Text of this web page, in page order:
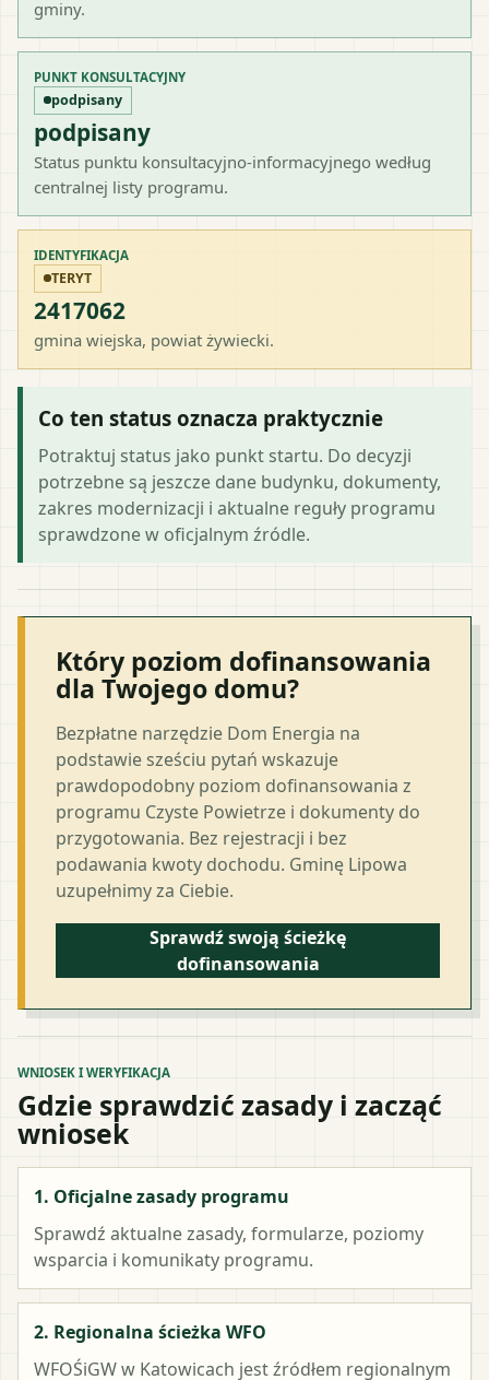
gminy.
PUNKT KONSULTACYJNY
podpisany
podpisany
Status punktu konsultacyjno-informacyjnego według
centralnej listy programu.
IDENTYFIKACJA
TERYT
2417062
gmina wiejska, powiat żywiecki.
Co ten status oznacza praktycznie
Potraktuj status jako punkt startu. Do decyzji
potrzebne są jeszcze dane budynku, dokumenty,
zakres modernizacji i aktualne reguły programu
sprawdzone w oficjalnym źródle.
Który poziom dofinansowania
dla Twojego domu?
Bezpłatne narzędzie Dom Energia na
podstawie sześciu pytań wskazuje
prawdopodobny poziom dofinansowania z
programu Czyste Powietrze i dokumenty do
przygotowania. Bez rejestracji i bez
podawania kwoty dochodu. Gminę Lipowa
uzupełnimy za Ciebie.
Sprawdź swoją ścieżkę
dofinansowania
WNIOSEK I WERYFIKACJA
Gdzie sprawdzić zasady i zacząć
wniosek
1. Oficjalne zasady programu
Sprawdź aktualne zasady, formularze, poziomy
wsparcia i komunikaty programu.
2. Regionalna ścieżka WFO
WFOŚiGW w Katowicach jest źródłem regionalnym